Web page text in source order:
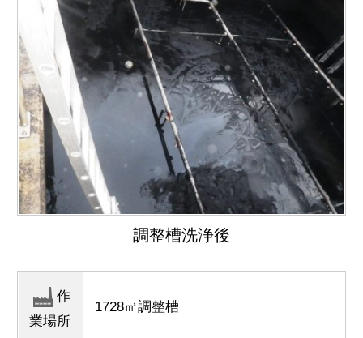
調整槽洗浄後
作
業場所
1728㎥調整槽